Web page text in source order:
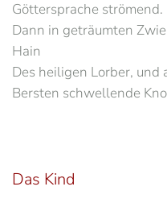
Göttersprache strömend.
Dann in geträumten
Hain
Des heiligen Lorber, und
Bersten schwellende
Das Kind